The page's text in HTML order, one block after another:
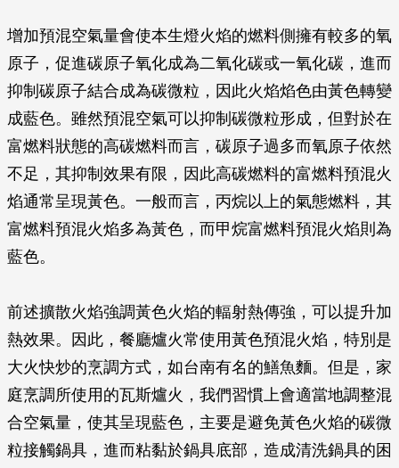
增加預混空氣量會使本生燈火焰的燃料側擁有較多的氧
原子，促進碳原子氧化成為二氧化碳或一氧化碳，進而
抑制碳原子結合成為碳微粒，因此火焰焰色由黃色轉變
成藍色。雖然預混空氣可以抑制碳微粒形成，但對於在
富燃料狀態的高碳燃料而言，碳原子過多而氧原子依然
不足，其抑制效果有限，因此高碳燃料的富燃料預混火
焰通常呈現黃色。一般而言，丙烷以上的氣態燃料，其
富燃料預混火焰多為黃色，而甲烷富燃料預混火焰則為
藍色。
前述擴散火焰強調黃色火焰的輻射熱傳強，可以提升加
熱效果。因此，餐廳爐火常使用黃色預混火焰，特別是
大火快炒的烹調方式，如台南有名的鱔魚麵。但是，家
庭烹調所使用的瓦斯爐火，我們習慣上會適當地調整混
合空氣量，使其呈現藍色，主要是避免黃色火焰的碳微
粒接觸鍋具，進而粘黏於鍋具底部，造成清洗鍋具的困